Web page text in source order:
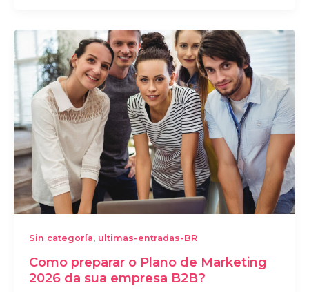
Sin categoría, ultimas-entradas-BR
Como preparar o Plano de Marketing
2026 da sua empresa B2B?